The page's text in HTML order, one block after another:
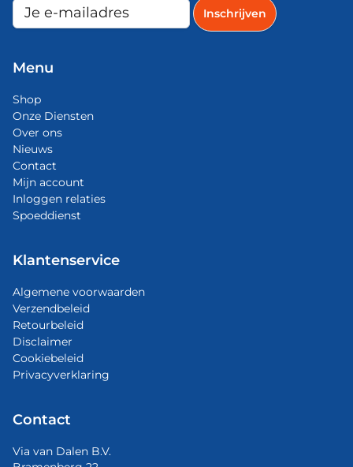
Menu
Shop
Onze Diensten
Over ons
Nieuws
Contact
Mijn account
Inloggen relaties
Spoeddienst
Klantenservice
Algemene voorwaarden
Verzendbeleid
Retourbeleid
Disclaimer
Cookiebeleid
Privacyverklaring
Contact
Via van Dalen B.V.